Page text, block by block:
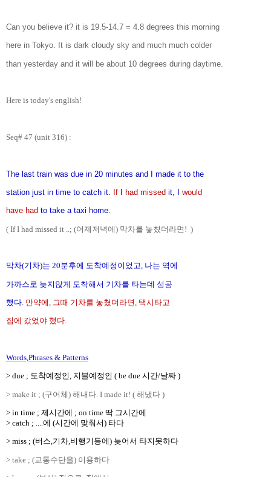
Can you believe it? it is 19.5-14.7 = 4.8 degrees this morning
here in Tokyo. It is dark cloudy sky and much much colder
than yesterday and it will be about 10 degrees during daytime.
Here is today's english!
Seq# 47 (unit 316) :
The last train was due in 20 minutes and I made it to the
station just in time to catch it. If had missed it, I would
have had to take a taxi home.
( If I had missed it ..; (어제저녁에) 막차를 놓쳤더라면! )
막차(기차)는 20분후에 도착예정이었고, 나는 역에
가까스로 늦지않게 도착해서 기차를 타는데 성공
했다. 만약에, 그때 기차를 놓쳤더라면, 택시타고
집에 갔었야 했다.
Words,Phrases & Patterns
> due ; 도착예정인, 지불예정인 ( be due 시간/날짜 )
> make it ; (구어체) 해내다. I made it! ( 해냈다 )
> in time ; 제시간에 ; on time 딱 그시간에
> catch ; ....에 (시간에 맞춰서) 타다
> miss ; (버스,기차,비행기등에) 늦어서 타지못하다
> take ; (교통수단을) 이용하다